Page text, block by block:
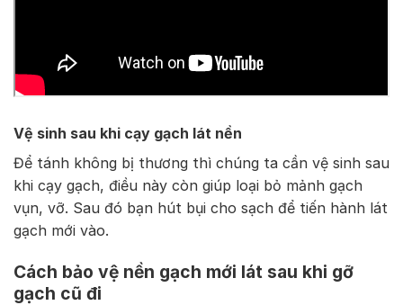
Vệ sinh sau khi cạy gạch lát nền
Để tánh không bị thương thì chúng ta cần vệ sinh sau
khi cạy gạch, điều này còn giúp loại bỏ mảnh gạch
vụn, vỡ. Sau đó bạn hút bụi cho sạch để tiến hành lát
gạch mới vào.
Cách bảo vệ nền gạch mới lát sau khi gỡ
gạch cũ đi